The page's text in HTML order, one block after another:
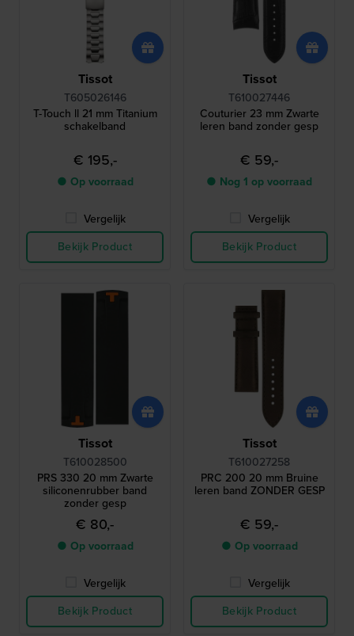
Tissot
T605026146
T-Touch ll 21 mm Titanium
schakelband
€ 195,-
● Op voorraad
Vergelijk
Bekijk Product
Tissot
T610027446
Couturier 23 mm Zwarte
leren band zonder gesp
€ 59,-
● Nog 1 op voorraad
Vergelijk
Bekijk Product
Tissot
T610028500
PRS 330 20 mm Zwarte
siliconenrubber band
zonder gesp
€ 80,-
● Op voorraad
Vergelijk
Bekijk Product
Tissot
T610027258
PRC 200 20 mm Bruine
leren band ZONDER GESP
€ 59,-
● Op voorraad
Vergelijk
Bekijk Product